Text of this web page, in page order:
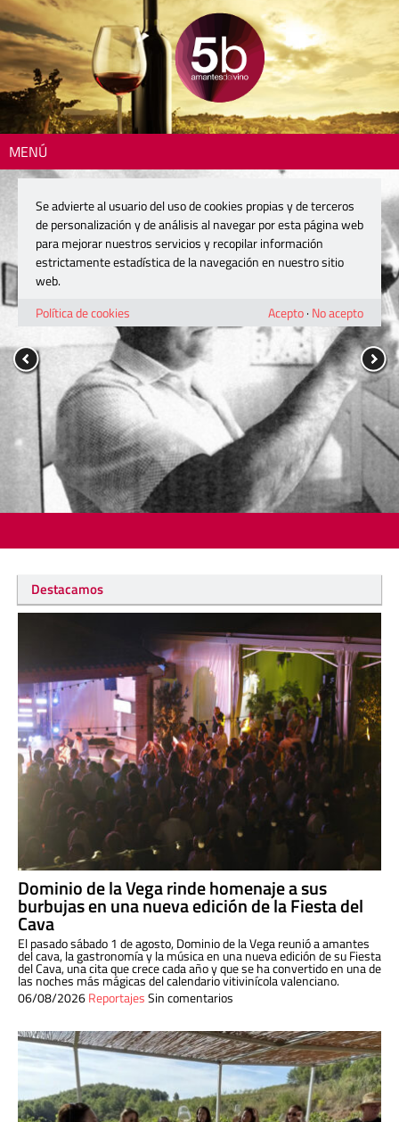
MENÚ
Destacamos
Dominio de la Vega rinde homenaje a sus
burbujas en una nueva edición de la Fiesta del
Cava
El pasado sábado 1 de agosto, Dominio de la Vega reunió a amantes
del cava, la gastronomía y la música en una nueva edición de su Fiesta
del Cava, una cita que crece cada año y que se ha convertido en una de
las noches más mágicas del calendario vitivinícola valenciano.
06/08/2026ReportajesSin comentarios
Se advierte al usuario del uso de cookies propias y de terceros
de personalización y de análisis al navegar por esta página web
para mejorar nuestros servicios y recopilar información
estrictamente estadística de la navegación en nuestro sitio
web.
Política de cookies
Acepto· No acepto